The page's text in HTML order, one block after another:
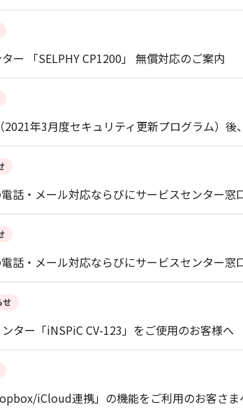
ー 「SELPHY CP1200」 無償対応のご案内
年3月度セキュリティ更新プログラム）
話・メール対応ならびにサービスセンター
話・メール対応ならびにサービスセンター窓
せ
ター「iNSPiC CV-123」をご使用のお客様へ
iCloud連携」の機能をご利用のお客さま